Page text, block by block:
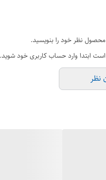
نظر خود را بنویسید.
است ابتدا وارد حساب کاربری خود شوید.
نظر